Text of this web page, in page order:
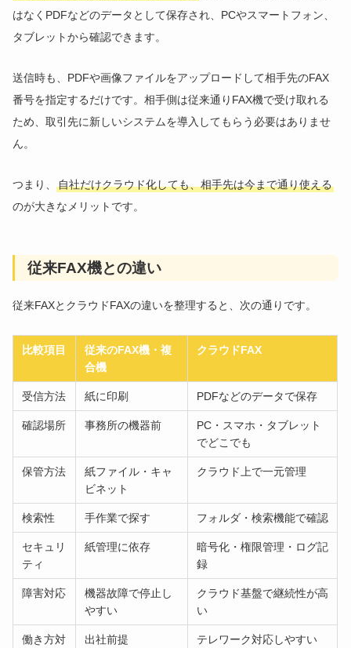
はなくPDFなどのデータとして保存され、PCやスマートフォン、
タブレットから確認できます。
送信時も、PDFや画像ファイルをアップロードして相手先のFAX
番号を指定するだけです。相手側は従来通りFAX機で受け取れる
ため、取引先に新しいシステムを導入してもらう必要はありませ
ん。
つまり、自社だけクラウド化しても、相手先は今まで通り使える
のが大きなメリットです。
従来FAX機との違い
従来FAXとクラウドFAXの違いを整理すると、次の通りです。
比較項目
従来のFAX機・複
合機
クラウドFAX
受信方法 紙に印刷 PDFなどのデータで保存
確認場所 事務所の機器前
PC・スマホ・タブレット
でどこでも
保管方法
紙ファイル・キャ
ビネット
クラウド上で一元管理
検索性 手作業で探す フォルダ・検索機能で確認
セキュリ
ティ
紙管理に依存
暗号化・権限管理・ログ記
録
障害対応
機器故障で停止し
やすい
クラウド基盤で継続性が高
い
働き方対 出社前提 テレワーク対応しやすい